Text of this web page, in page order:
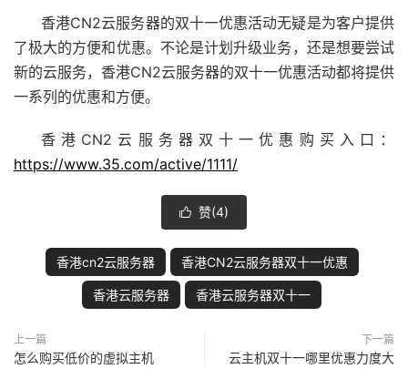
香港CN2云服务器的双十一优惠活动无疑是为客户提供
了极大的方便和优惠。不论是计划升级业务，还是想要尝试
新的云服务，香港CN2云服务器的双十一优惠活动都将提供
一系列的优惠和方便。
香港CN2云服务器双十一优惠购买入口：
https://www.35.com/active/1111/
 赞(4)
香港cn2云服务器 香港CN2云服务器双十一优惠
香港云服务器 香港云服务器双十一
上一篇
怎么购买低价的虚拟主机
下一篇
云主机双十一哪里优惠力度大